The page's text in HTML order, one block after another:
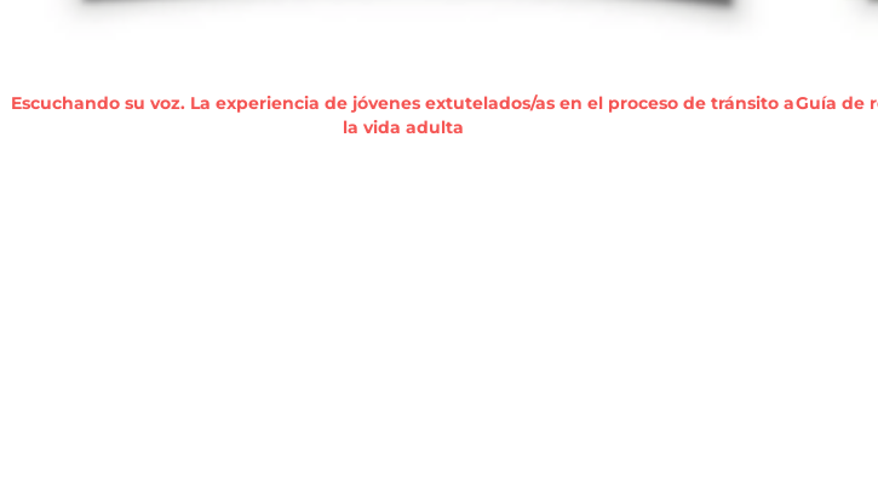
Escuchando su voz. La experiencia de jóvenes extutelados/as en el proceso de tránsito a
la vida adulta
Guía de